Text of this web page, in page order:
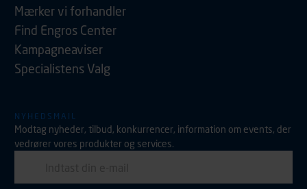
Mærker vi forhandler
Find Engros Center
Kampagneaviser
Specialistens Valg
NYHEDSMAIL
Modtag nyheder, tilbud, konkurrencer, information om events, der
vedrører vores produkter og services.